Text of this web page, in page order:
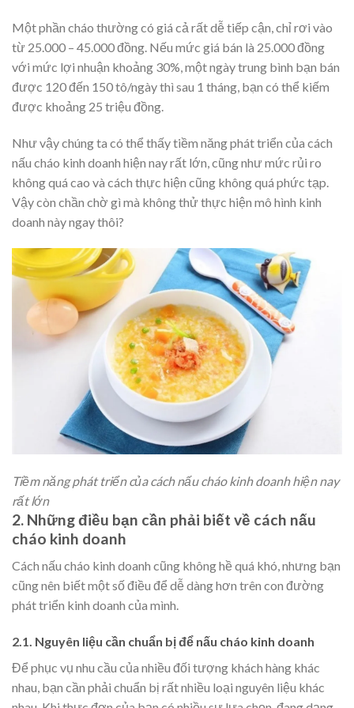
Một phần cháo thường có giá cả rất dễ tiếp cận, chỉ rơi vào
từ 25.000 – 45.000 đồng. Nếu mức giá bán là 25.000 đồng
với mức lợi nhuận khoảng 30%, một ngày trung bình bạn bán
được 120 đến 150 tô/ngày thì sau 1 tháng, bạn có thể kiếm
được khoảng 25 triệu đồng.
Như vậy chúng ta có thể thấy tiềm năng phát triển của cách
nấu cháo kinh doanh hiện nay rất lớn, cũng như mức rủi ro
không quá cao và cách thực hiện cũng không quá phức tạp.
Vậy còn chần chờ gì mà không thử thực hiện mô hình kinh
doanh này ngay thôi?
Tiềm năng phát triển của cách nấu cháo kinh doanh hiện nay
rất lớn
2. Những điều bạn cần phải biết về cách nấu
cháo kinh doanh
Cách nấu cháo kinh doanh cũng không hề quá khó, nhưng bạn
cũng nên biết một số điều để dễ dàng hơn trên con đường
phát triển kinh doanh của mình.
2.1. Nguyên liệu cần chuẩn bị để nấu cháo kinh doanh
Để phục vụ nhu cầu của nhiều đối tượng khách hàng khác
nhau, bạn cần phải chuẩn bị rất nhiều loại nguyên liệu khác